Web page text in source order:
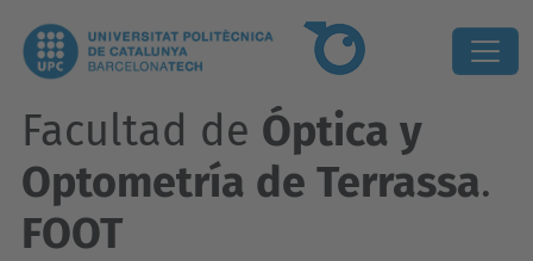
Facultad de Óptica y
Optometría de Terrassa.
FOOT